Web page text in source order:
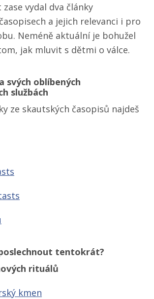
vydal dva články
a jejich relevanci i pro
Neméně aktuální je bohužel
jak mluvit s dětmi o válce.
svých oblíbených
službách
ze skautských časopisů najdeš
tentokrát?
rituálů
kmen